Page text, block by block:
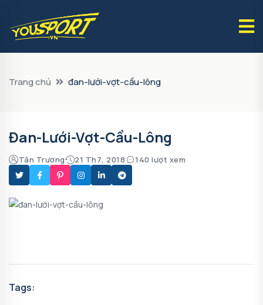
Trang chủ đan-lưới-vợt-cầu-lông
Đan-Lưới-Vợt-Cầu-Lông
Tân Trương 21 Th7, 2018 140 lượt xem
Tags: